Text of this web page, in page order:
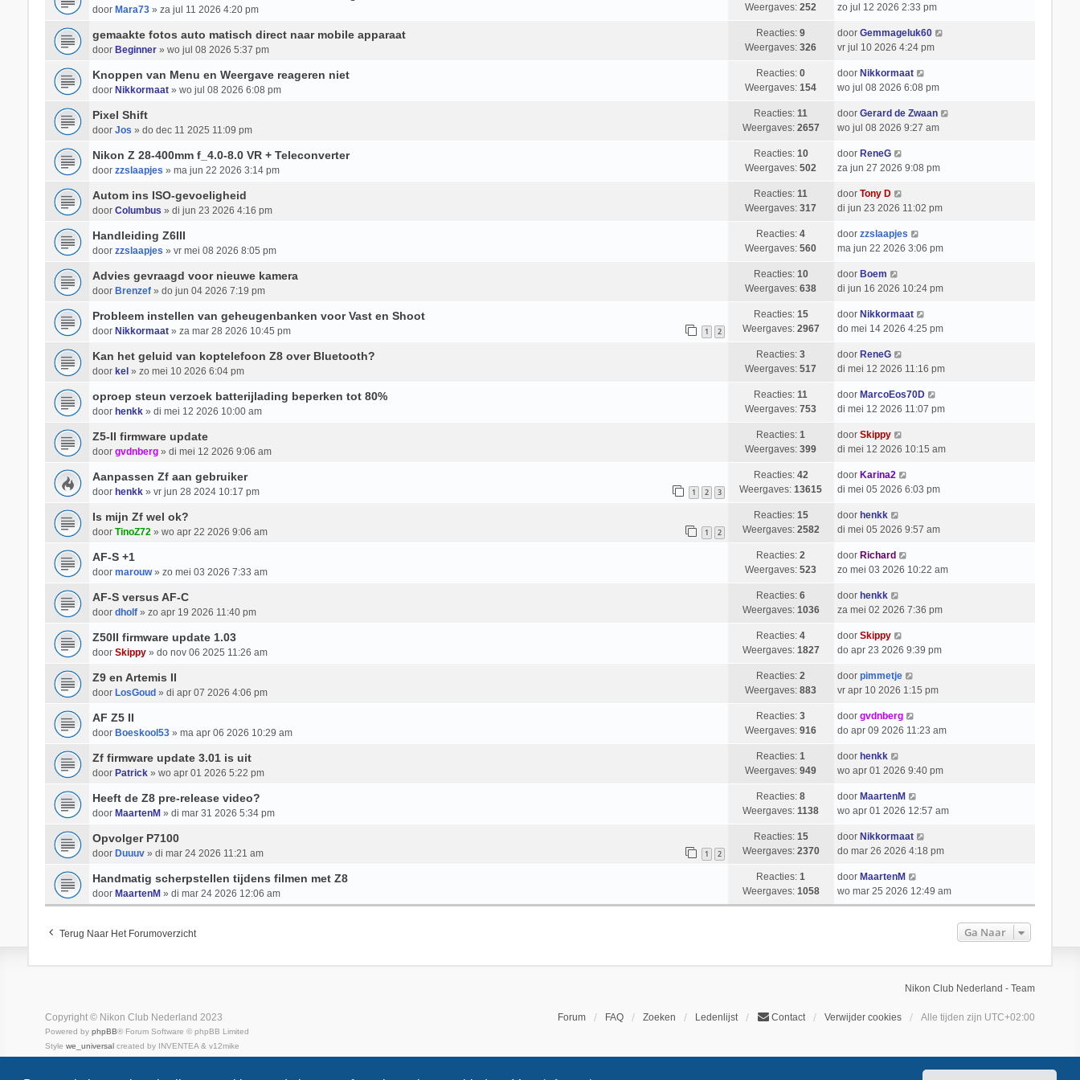
t
i
e
e
r
c
h
door Mara73» za jul 11 2026 4:20 pm
Weergaves:252
zo jul 12 2026 2:33 pm
gemaakte fotos auto matisch direct naar mobile apparaat
door Beginner» wo jul 08 2026 5:37 pm
Reacties:9
Weergaves:326
door Gemmageluk60
vr jul 10 2026 4:24 pm
Knoppen van Menu en Weergave reageren niet
door Nikkormaat» wo jul 08 2026 6:08 pm
Reacties:0
Weergaves:154
door Nikkormaat
wo jul 08 2026 6:08 pm
Pixel Shift
door Jos » do dec 11 2025 11:09 pm
Reacties:11
Weergaves: 2657
door Gerard de Zwaan
wo jul 08 2026 9:27 am
Nikon Z 28-400mm f_4.0-8.0 VR + Teleconverter
door zzslaapjes » ma jun 22 2026 3:14 pm
Reacties: 10
Weergaves:502
door ReneG
za jun 27 2026 9:08 pm
Autom ins ISO-gevoeligheid
door Columbus » di jun 23 2026 4:16 pm
Reacties:11
Weergaves:317
door Tony D
di jun 23 2026 11:02 pm
Handleiding Z6III
door zzslaapjes » vr mei 08 2026 8:05 pm
Reacties:4
Weergaves:560
door zzslaapjes
ma jun 22 2026 3:06 pm
Advies gevraagd voor nieuwe kamera
door Brenzef» do jun 04 2026 7:19 pm
Reacties: 10
Weergaves:638
door Boem
di jun 16 2026 10:24 pm
Probleem instellen van geheugenbanken voor Vast en Shoot
door Nikkormaat» za mar 28 2026 10:45 pm 1 2
Reacties: 15
Weergaves: 2967
door Nikkormaat
do mei 14 2026 4:25 pm
Kan het geluid van koptelefoon Z8 over Bluetooth?
door kel » zo mei 10 2026 6:04 pm
Reacties:3
Weergaves:517
door ReneG
di mei 12 2026 11:16 pm
oproep steun verzoek batterijlading beperken tot 80%
door henkk» di mei 12 2026 10:00 am
Reacties:11
Weergaves:753
door MarcoEos70D
di mei 12 2026 11:07 pm
Z5-II firmware update
door gvdnberg» di mei 12 2026 9:06 am
Reacties:1
Weergaves:399
door Skippy
di mei 12 2026 10:15 am
Aanpassen Zf aan gebruiker
door henkk» vr jun 28 2024 10:17 pm 1 2 3
Reacties: 42
Weergaves:13615
door Karina2
di mei 05 2026 6:03 pm
Is mijn Zf wel ok?
door TinoZ72» wo apr 22 2026 9:06 am 1 2
Reacties: 15
Weergaves: 2582
door henkk
di mei 05 2026 9:57 am
AF-S +1
door marouw» zo mei 03 2026 7:33 am
Reacties:2
Weergaves:523
door Richard
zo mei 03 2026 10:22 am
AF-S versus AF-C
door dholf» zo apr 19 2026 11:40 pm
Reacties:6
Weergaves: 1036
door henkk
za mei 02 2026 7:36 pm
Z50II firmware update 1.03
door Skippy» do nov 06 2025 11:26 am
Reacties:4
Weergaves: 1827
door Skippy
do apr 23 2026 9:39 pm
Z9 en Artemis II
door LosGoud » di apr 07 2026 4:06 pm
Reacties:2
Weergaves:883
door pimmetje
vr apr 10 2026 1:15 pm
AF Z5 II
door Boeskool53» ma apr 06 2026 10:29 am
Reacties:3
Weergaves:916
door gvdnberg
do apr 09 2026 11:23 am
Zf firmware update 3.01 is uit
door Patrick» wo apr 01 2026 5:22 pm
Reacties:1
Weergaves:949
door henkk
wo apr 01 2026 9:40 pm
Heeft de Z8 pre-release video?
door MaartenM » di mar 31 2026 5:34 pm
Reacties:8
Weergaves:1138
door MaartenM
wo apr 01 2026 12:57 am
Opvolger P7100
door Duuuv» di mar 24 2026 11:21 am 1 2
Reacties: 15
Weergaves: 2370
door Nikkormaat
do mar 26 2026 4:18 pm
Handmatig scherpstellen tijdens filmen met Z8
door MaartenM » di mar 24 2026 12:06 am
Reacties:1
Weergaves: 1058
door MaartenM
wo mar 25 2026 12:49 am
Terug Naar Het Forumoverzicht Ga Naar
Nikon Club Nederland - Team
Forum FAQ Zoeken Ledenlijst Contact Verwijder cookies Alle tijden zijn UTC+02:00
Copyright © Nikon Club Nederland 2023
Powered by phpBB® Forum Software © phpBB Limited
Style we_universalcreated by INVENTEA & v12mike